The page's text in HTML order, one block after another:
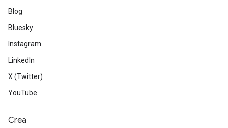
Blog
Bluesky
Instagram
LinkedIn
X (Twitter)
YouTube
Crea